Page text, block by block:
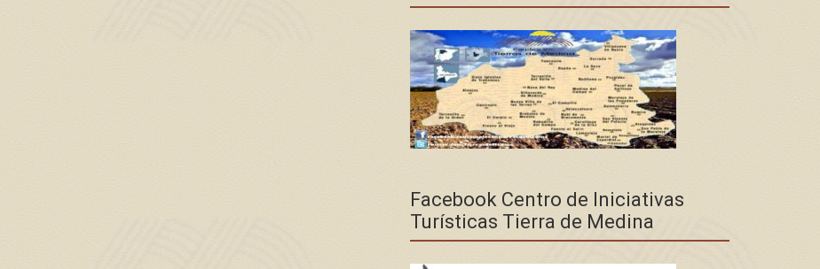
Facebook Centro de Iniciativas
Turísticas Tierra de Medina